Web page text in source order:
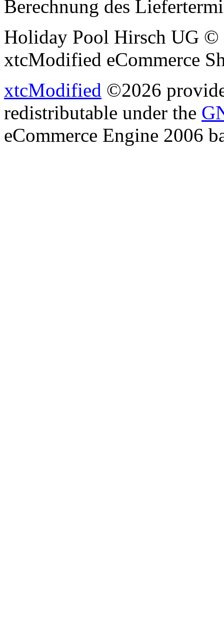
Berechnung des
Holiday Pool Hirsch UG ©
xtcModified eCommerce
xtcModified ©2026
redistributable under the
eCommerce Engine 2006